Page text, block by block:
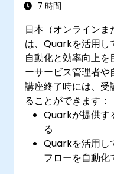
7 時間
日本（オンライン
は、Quarkを活用し
自動化と効率向上
ーサービス管理者や
講座終了時には、
ることができます：
Quarkが提供す
る
Quarkを活用し
フローを自動化